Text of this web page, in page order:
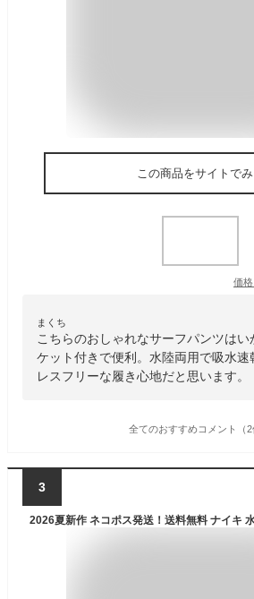
この商品をサイトで
価
まくち
こちらのおしゃれなサーフパンツは
ケット付きで便利。水陸両用で吸水速
レスフリーな履き心地だと思います。
全てのおすすめコメント（2
3